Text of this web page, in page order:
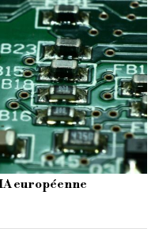
européenne